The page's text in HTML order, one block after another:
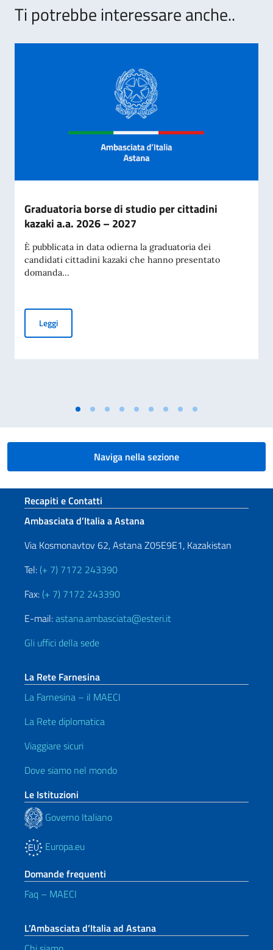
Ti potrebbe interessare anche..
Graduatoria borse di studio per cittadini
kazaki a.a. 2026 – 2027
È pubblicata in data odierna la graduatoria dei
candidati cittadini kazaki che hanno presentato
domanda...
LeggiGraduatoria borse di studio per cittadini kazaki a.a. 2026 –
Naviga nella sezione
Sezione footer
Recapiti e Contatti
Ambasciata d’Italia a Astana
Via Kosmonavtov 62, Astana Z05E9E1, Kazakistan
Tel: (+ 7) 7172 243390
Fax: (+ 7) 7172 243390
E-mail:astana.ambasciata@esteri.it
Gli uffici della sede
La Rete Farnesina
La Farnesina – il MAECI
La Rete diplomatica
Viaggiare sicuri
Dove siamo nel mondo
Le Istituzioni
Governo Italiano
Europa.eu
Domande frequenti
Faq – MAECI
L’Ambasciata d’Italia ad Astana